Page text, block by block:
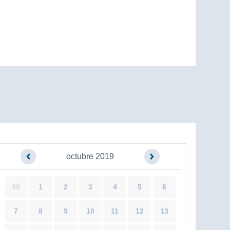
octubre 2019
30 1 2 3 4 5 6
7 8 9 10 11 12 13